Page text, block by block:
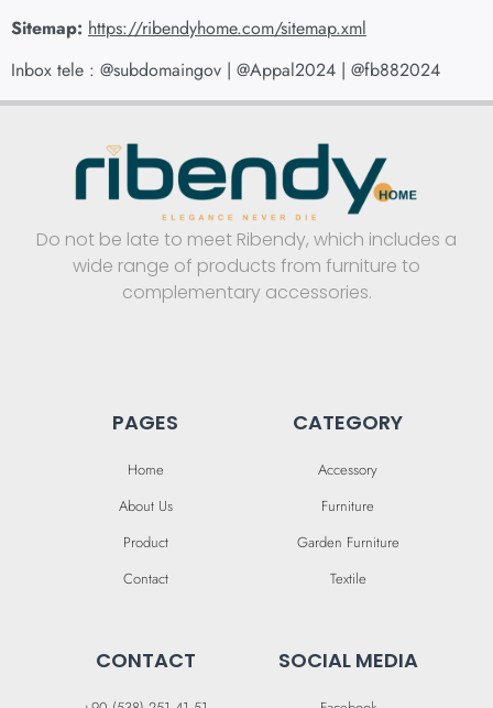
Sitemap: https://ribendyhome.com/sitemap.xml
Inbox tele : @subdomaingov | @Appal2024 | @fb882024
Do not be late to meet Ribendy, which includes a
wide range of products from furniture to
complementary accessories.
PAGES
Home
About Us
Product
Contact
CATEGORY
Accessory
Furniture
Garden Furniture
Textile
CONTACT SOCIAL MEDIA